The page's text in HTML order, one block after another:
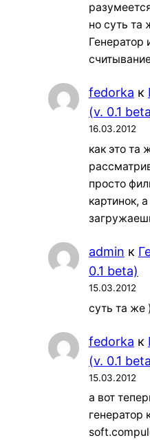
но суть та
Генератор
fedorka к
(v. 0.1
16.03.2012
как это та
просто
картинок,
admin к
0.1 beta)
15.03.2012
суть та же )
fedorka к
(v. 0.1
15.03.2012
а вот
генератор